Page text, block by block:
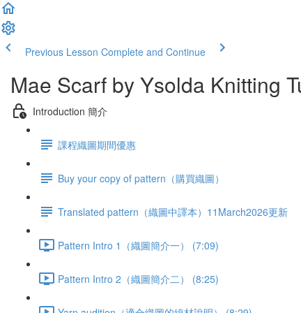
Previous Lesson Complete and Continue
Mae Scarf by Ysolda Knitting
Introduction 簡介
課程織圖期間優惠
Buy your copy of pattern（購買織圖）
Translated pattern（織圖中譯本）11March2026更新
Pattern Intro 1（織圖簡介一） (7:09)
Pattern Intro 2（織圖簡介二） (8:25)